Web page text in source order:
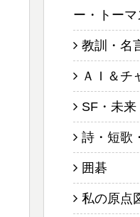
ー・トー
教訓・名
ＡＩ＆チ
SF・未来
詩・短歌
囲碁
私の原点